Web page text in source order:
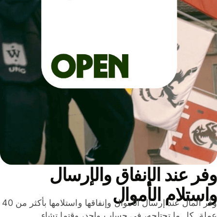
عند الإنفاق والإرسال
الأموال
وفّر المال عند إرسال الأموال وإنفاقها واستلامها بأكثر من 40